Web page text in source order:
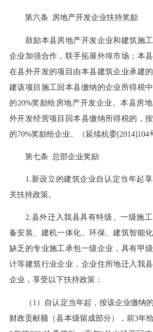
第六条 房地产开发企业扶持奖励
鼓励本县房地产开发企业和建筑施工
企业加强合作，联手拓展外埠市场；本
在县外开发的项目由本县建筑企业承建
建该项目施工回本县缴纳的企业所得税
的20%奖励给房地产开发企业。本县房
外开发经营项目回本县缴纳所得税的，
的70%奖励给企业。（延续杭委[2014]104
第七条 总部企业奖励
1.新设立的建筑企业自认定当年起享
关扶持政策。
2.县外迁入我县具有特级、一级施工
备安装、建机一体化、环保、建筑智能
缺乏的专业施工承包一级企业，具有甲
计等建筑行业企业，企业住所地迁入我
企业，享受以下扶持政策：
（1）自认定当年起，按该企业缴纳
财政贡献额（县本级留成部分），前3年